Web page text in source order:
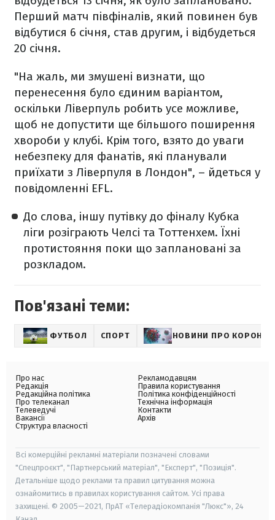
Перший матч півфіналів, який повинен був
відбутися 6 січня, став другим, і відбудеться
20 січня.
"На жаль, ми змушені визнати, що
перенесення було єдиним варіантом,
оскільки Ліверпуль робить усе можливе,
щоб не допустити ще більшого поширення
хвороби у клубі. Крім того, взято до уваги
небезпеку для фанатів, які планували
приїхати з Ліверпуля в Лондон", – йдеться у
повідомленні EFL.
До слова, іншу путівку до фіналу Кубка
ліги розіграють Челсі та Тоттенхем. Їхні
протистояння поки що заплановані за
розкладом.
Пов'язані теми:
ФУТБОЛ СПОРТ НОВИНИ ПРО
Про нас
Редакція
Редакційна політика
Про телеканал
Телеведучі
Вакансії
Структура власності
Рекламодавцям
Правила користування
Політика конфіденційності
Технічна інформація
Контакти
Архів
Всі комерційні рекламні матеріали позначені словами
"Спецпроєкт", "Партнерський матеріал", "Експерт", "Позиція".
Детальніше щодо реклами та правил цитування можна
ознайомитись в правилах користування сайтом. Усі права
захищені. © 2005—2021, ПрАТ «Телерадіокомпанія "Люкс"», 24